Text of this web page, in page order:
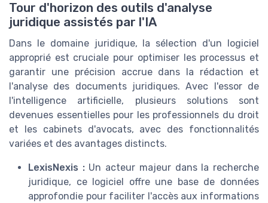
Tour d'horizon des outils d'analyse
juridique assistés par l'IA
Dans le domaine juridique, la sélection d'un logiciel
approprié est cruciale pour optimiser les processus et
garantir une précision accrue dans la rédaction et
l'analyse des documents juridiques. Avec l'essor de
l'intelligence artificielle, plusieurs solutions sont
devenues essentielles pour les professionnels du droit
et les cabinets d'avocats, avec des fonctionnalités
variées et des avantages distincts.
LexisNexis :Un acteur majeur dans la recherche
juridique, ce logiciel offre une base de données
approfondie pour faciliter l'accès aux informations